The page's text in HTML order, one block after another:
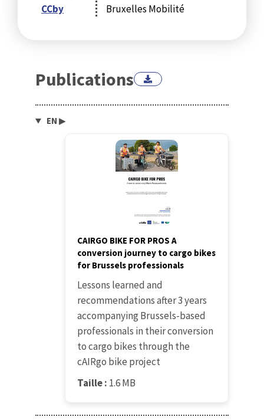
CCby
Bruxelles Mobilité
Publications
EN ▶
CAIRGO BIKE FOR PROS A
conversion journey to cargo bikes
for Brussels professionals
Lessons learned and
recommendations after 3 years
accompanying Brussels-based
professionals in their conversion
to cargo bikes through the
cAIRgo bike project
Taille : 1.6 MB